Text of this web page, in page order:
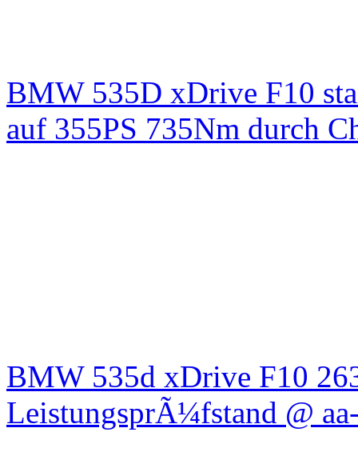
BMW 535D xDrive F10
auf 355PS 735Nm durch
BMW 535d xDrive F10
LeistungsprÃ¼fstand @